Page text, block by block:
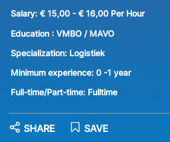
Salary: € 15,00 - € 16,00 Per Hour
Education : VMBO / MAVO
Specialization: Logistiek
Minimum experience: 0 -1 year
Full-time/Part-time: Fulltime
SAVE
SHARE